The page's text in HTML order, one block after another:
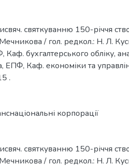
святкуванню 150-річчя
Мечникова / гол. редкол.: Н. Л.
бухгалтерського обліку,
ЕПФ, Каф. економіки та
.
корпорації
святкуванню 150-річчя
Мечникова / гол. редкол.: Н. Л.